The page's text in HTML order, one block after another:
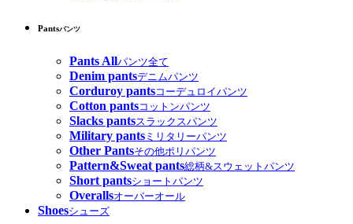
Pantsパンツ
Pants Allパンツ全て
Denim pantsデニムパンツ
Corduroy pantsコーデュロイパンツ
Cotton pantsコットンパンツ
Slacks pantsスラックスパンツ
Military pants ミリタリーパンツ
Other Pantsその他ポリパンツ
Pattern&Sweat pants総柄&スウェットパンツ
Short pantsショートパンツ
Overallsオーバーオール
Shoesシューズ